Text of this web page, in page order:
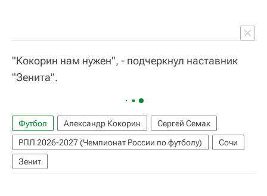
"Кокорин нам нужен", - подчеркнул наставник
"Зенита".
Футбол Александр Кокорин
Сергей Семак
РПЛ 2026-2027 (Чемпионат России по футболу)
Сочи
Зенит